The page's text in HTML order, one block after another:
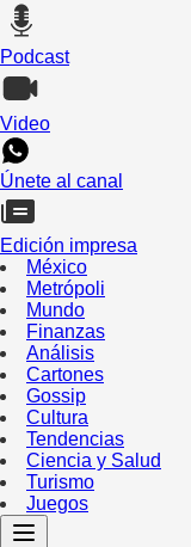
Podcast
Video
Únete al canal
Edición impresa
México
Metrópoli
Mundo
Finanzas
Análisis
Cartones
Gossip
Cultura
Tendencias
Ciencia y Salud
Turismo
Juegos